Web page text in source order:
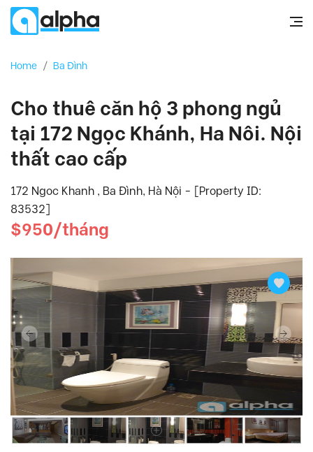
Home / Ba Đình
Cho thuê căn hộ 3 phong ngủ
tại 172 Ngọc Khánh, Ha Nôi. Nội
thất cao cấp
172 Ngoc Khanh , Ba Đình, Hà Nội - [Property ID:
83532]
$950/tháng